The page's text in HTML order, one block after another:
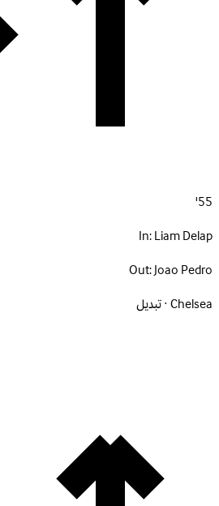
55'
In:Liam Delap
Out:Joao Pedro
Chelsea · تبديل